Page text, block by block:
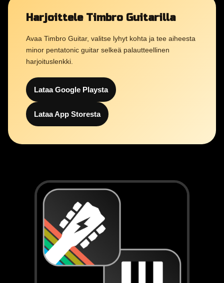
Harjoittele Timbro Guitarilla
Avaa Timbro Guitar, valitse lyhyt kohta ja tee aiheesta
minor pentatonic guitar selkeä palautteellinen
harjoituslenkki.
Lataa Google Playsta
Lataa App Storesta